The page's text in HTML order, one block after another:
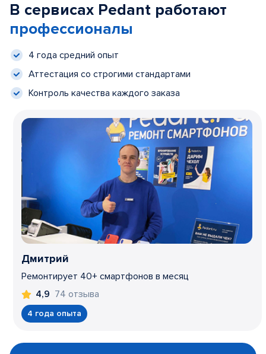
В сервисах Pedant работают
профессионалы
4 года средний опыт
Аттестация со строгими стандартами
Контроль качества каждого заказа
Дмитрий
Ремонтирует 40+ смартфонов в месяц
4,9 74 отзыва
4 года опыта
1